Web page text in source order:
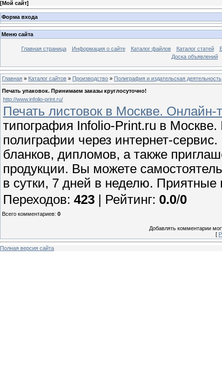
[Мой сайт]
Форма входа
Меню сайта
Главная страница Информация о сайте Каталог файлов Каталог статей
Доска объявлений
Главная » Каталог сайтов » Производство » Полиграфия и издательская деятельность
Печать упаковок. Принимаем заказы круглосуточно!
http://www.infolio-print.ru/
Печать листовок в Москве.
типография Infolio-Print.ru в
полиграфии через интернет-
бланков, дипломов, а также
продукции. Вы можете
в сутки, 7 дней в неделю.
Переходов: 423 | Рейтинг: 0.0/0
Всего комментариев: 0
Добавлять комментарии
[
Полная версия сайта